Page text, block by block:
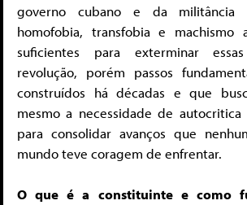
governo cubano e da militância
homofobia, transfobia e machismo
suficientes para exterminar
revolução, porém passos
construídos há décadas e que
mesmo a necessidade de
para consolidar avanços que
mundo teve coragem de enfrentar.
O que é a constituinte e como